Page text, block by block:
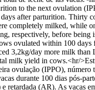
to the next ovulation
after parturition. Thirty
completely milked, while
respectively, before
ovulated within 100
3,2kg/day more milk
milk yield in cows.<hr/
ovulação (IPPO),
durante 100 dias pós-
(AR). As vacas